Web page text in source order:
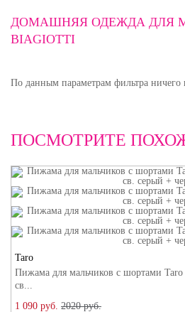
ДОМАШНЯЯ ОДЕЖДА ДЛЯ
BIAGIOTTI
По данным параметрам фильтра ничего
ПОСМОТРИТЕ
Taro
Пижама для мальчиков с шортами
св...
1 090 руб. 2020 руб.